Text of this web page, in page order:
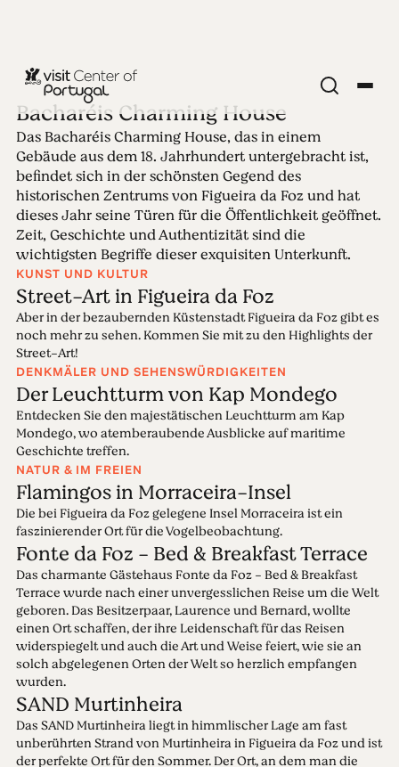
Ausgabe 25 -
Bacharéis
Charming House
16.08.2021 • 22.08.2021
Bacharéis Charming House
Das Bacharéis Charming House, das in einem
Gebäude aus dem 18. Jahrhundert untergebracht ist,
befindet sich in der schönsten Gegend des
historischen Zentrums von Figueira da Foz und hat
dieses Jahr seine Türen für die Öffentlichkeit geöffnet.
Zeit, Geschichte und Authentizität sind die
wichtigsten Begriffe dieser exquisiten Unterkunft.
KUNST UND KULTUR
Street-Art in Figueira da Foz
Aber in der bezaubernden Küstenstadt Figueira da Foz gibt es
noch mehr zu sehen. Kommen Sie mit zu den Highlights der
Street-Art!
DENKMÄLER UND SEHENSWÜRDIGKEITEN
Der Leuchtturm von Kap Mondego
Entdecken Sie den majestätischen Leuchtturm am Kap
Mondego, wo atemberaubende Ausblicke auf maritime
Geschichte treffen.
NATUR & IM FREIEN
Flamingos in Morraceira-Insel
Die bei Figueira da Foz gelegene Insel Morraceira ist ein
faszinierender Ort für die Vogelbeobachtung.
Fonte da Foz - Bed & Breakfast Terrace
Das charmante Gästehaus Fonte da Foz - Bed & Breakfast
Terrace wurde nach einer unvergesslichen Reise um die Welt
geboren. Das Besitzerpaar, Laurence und Bernard, wollte
einen Ort schaffen, der ihre Leidenschaft für das Reisen
widerspiegelt und auch die Art und Weise feiert, wie sie an
solch abgelegenen Orten der Welt so herzlich empfangen
wurden.
SAND Murtinheira
Das SAND Murtinheira liegt in himmlischer Lage am fast
unberührten Strand von Murtinheira in Figueira da Foz und ist
der perfekte Ort für den Sommer. Der Ort, an dem man die